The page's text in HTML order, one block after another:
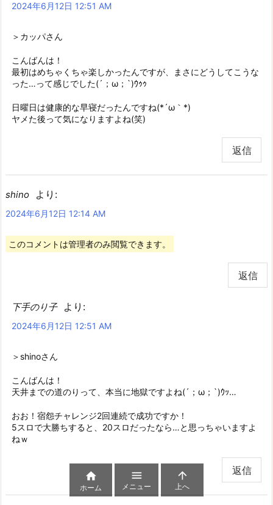
2024年6月12日 12:51 AM
＞カッパさん
こんばんは！
最初はめちゃくちゃ楽しかったんですが、まさにどうしてこうな
った…って感じでした(´；ω；`)ｳｩｩ
日曜日は健康的な早寝だったんですね(*´ω｀*)
ヤメた後って気になりますよね(笑)
返信
shino より:
2024年6月12日 12:14 AM
このコメントは管理者のみ閲覧できます。
返信
下手のり子 より:
2024年6月12日 12:51 AM
＞shinoさん
こんばんは！
天井までの道のりって、本当に地獄ですよね(´；ω；`)ｳｯ…
おお！宿怨チャレンジ2回連続で成功ですか！
5スロで大勝ちすると、20スロだったなら…と思っちゃいますよ
ねｗ
返信

ホーム

メニュー

上へ